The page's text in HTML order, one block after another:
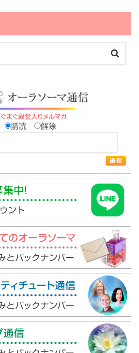
購読 解除